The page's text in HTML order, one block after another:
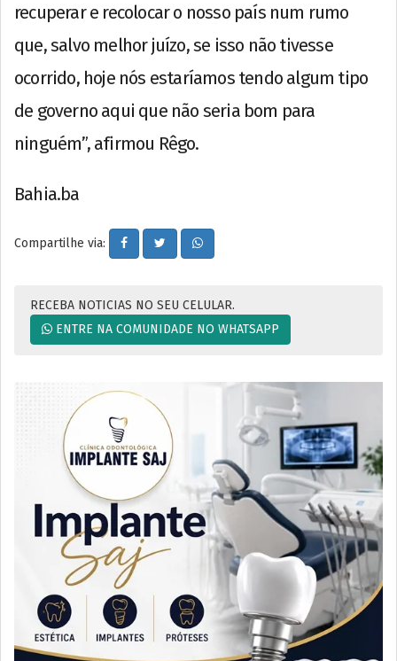
recuperar e recolocar o nosso país num rumo
que, salvo melhor juízo, se isso não tivesse
ocorrido, hoje nós estaríamos tendo algum tipo
de governo aqui que não seria bom para
ninguém”, afirmou Rêgo.
Bahia.ba
Compartilhe via:
RECEBA NOTICIAS NO SEU CELULAR.
ENTRE NA COMUNIDADE NO WHATSAPP